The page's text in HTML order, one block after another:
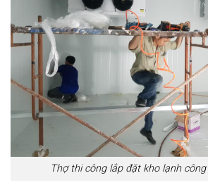
Thợ thi công lắp đặt kho lạnh